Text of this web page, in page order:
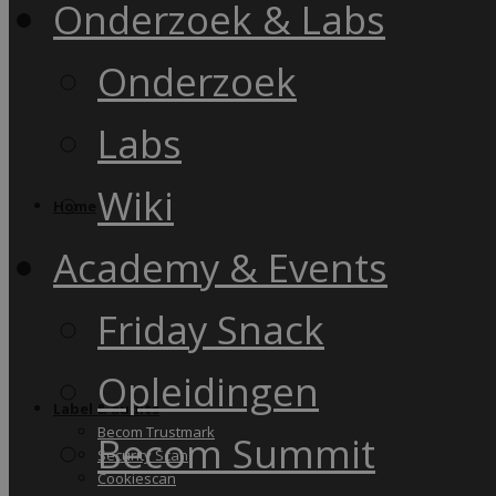
Label & audits
Becom Trustmark
Security Scan
Cookiescan
Onderzoek & Labs
Onderzoek
Labs
Wiki
Academy & Events
Friday Snack
Opleidingen
Becom Summit